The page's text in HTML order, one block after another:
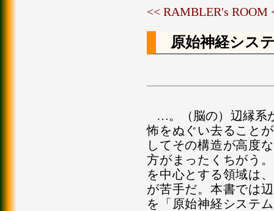
<< RAMBLER's ROOM
原始神経シス
…。（脳の）辺縁系
怖をぬぐい去ること
してその構造が高度
方がまったくちがう
を中心とする領域は
が苦手だ。本書では
を「原始神経システ